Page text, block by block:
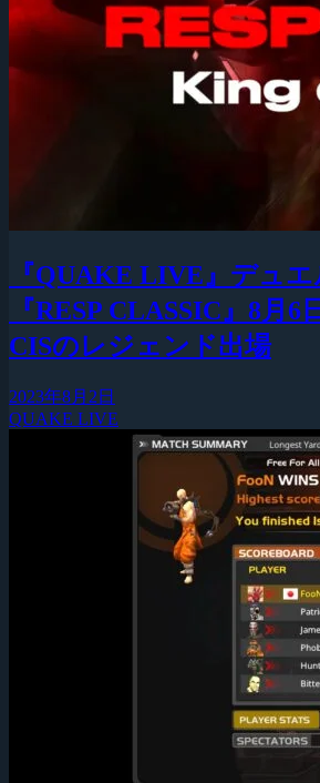
『QUAKE LIVE』デュ
『RESP CLASSIC』8月6
CISのレジェンド出場
2023年8月2日
QUAKE LIVE